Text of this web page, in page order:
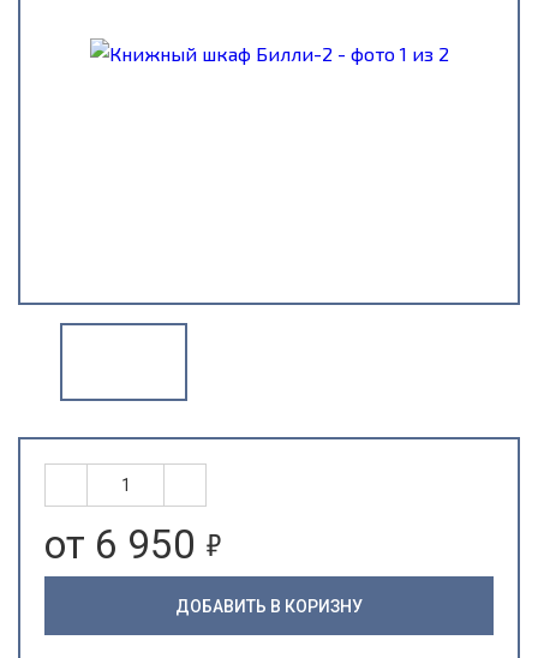
от 6 950 5
ДОБАВИТЬ В КОРИЗНУ